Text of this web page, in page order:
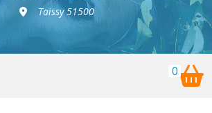
Taissy 51500
0